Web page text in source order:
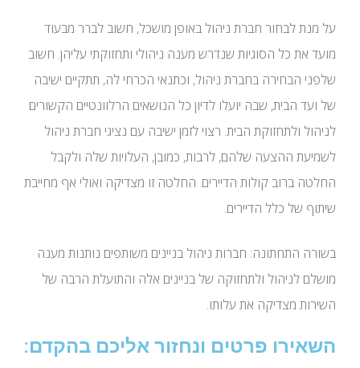
על מנת לבחור חברת ניהול באופן מושכל, חשוב לברר מבעוד
מועד את כל הסוגיות שנדרש מענה ניהולי ותחזוקתי עליהן. חשוב
שלפני הבחירה בחברת ניהול, וכתנאי הכרחי לה, תתקיים ישיבה
של ועד הבית, שבה יועלו לדיון כל הנושאים הרלוונטיים הקשורים
לניהול ולתחזוקת הבית. רצוי לזמן ישיבה עם נציגי חברת ניהול
לשמיעת ההצעה שלהם, לרבות, כמובן, העלויות שלה ולקבל
החלטה ברוב קולות הדיירים. החלטה זו מצדיקה ואולי אף מחייבת
שיתוף של כלל הדיירים.
בשורה התחתונה: חברות ניהול בניינים משותפים נותנות מענה
מושלם לניהול ולתחזוקה של בניינים אלה והתועלת הרבה של
השירות מצדיקה את עלותו.
השאירו פרטים ונחזור אליכם בהקדם: